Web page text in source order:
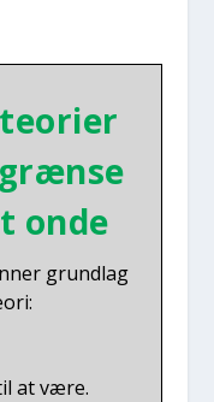
onde
grund­lag
at være.